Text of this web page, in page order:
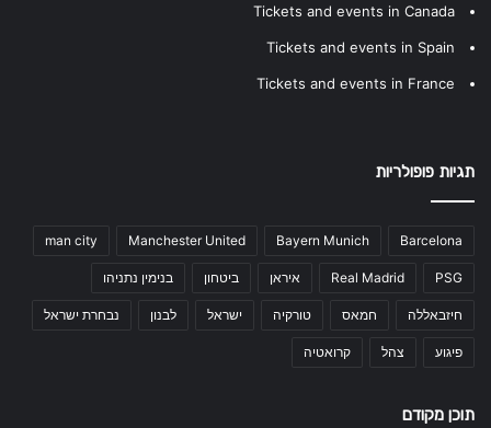
Tickets and events in Canada
Tickets and events in Spain
Tickets and events in France
תגיות פופולריות
Barcelona
Bayern Munich
Manchester United
man city
PSG
Real Madrid איראן ביטחון בנימין נתניהו
חיזבאללה חמאס טורקיה ישראל לבנון נבחרת ישראל
פיגוע צהל קרואטיה
תוכן מקודם